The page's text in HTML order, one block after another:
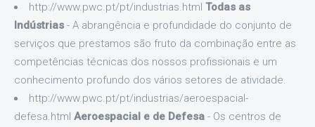
http://www.pwc.pt/pt/industrias.html Todas as
Indústrias - A abrangência e profundidade do conjunto de
serviços que prestamos são fruto da combinação entre as
competências técnicas dos nossos profissionais e um
conhecimento profundo dos vários setores de atividade.
http://www.pwc.pt/pt/industrias/aeroespacial-
defesa.html Aeroespacial e de Defesa - Os centros de